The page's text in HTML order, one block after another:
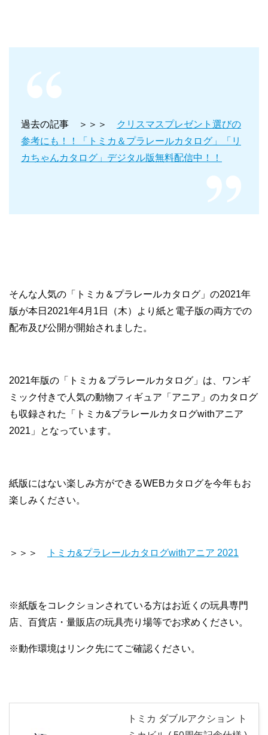
過去の記事 ＞＞＞
クリスマスプレゼント選びの
参考にも！！「トミカ＆プラレールカタログ」「リ
カちゃんカタログ」デジタル版無料配信中！！
そんな人気の「トミカ＆プラレールカタログ」の2021年
版が本日2021年4月1日（木）より紙と電子版の両方での
配布及び公開が開始されました。
2021年版の「トミカ＆プラレールカタログ」は、ワンギ
ミック付きで人気の動物フィギュア「アニア」のカタログ
も収録された「トミカ&プラレールカタログwithアニア
2021」となっています。
紙版にはない楽しみ方ができるWEBカタログを今年もお
楽しみください。
＞＞＞ トミカ&プラレールカタログwithアニア 2021
※紙版をコレクションされている方はお近くの玩具専門
店、百貨店・量販店の玩具売り場等でお求めください。
※動作環境はリンク先にてご確認ください。
トミカ ダブルアクション ト